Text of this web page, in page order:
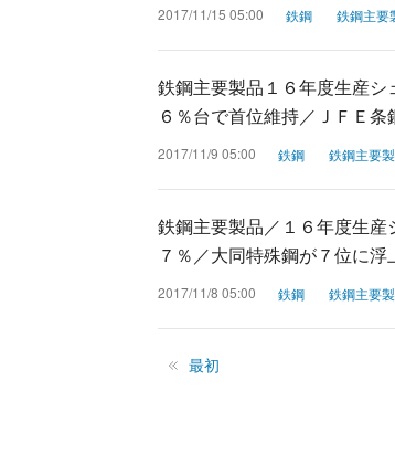
2017/11/15 05:00 鉄鋼 鉄鋼主要
鉄鋼主要製品１６年度生産
６％台で首位維持／ＪＦＥ
2017/11/9 05:00 鉄鋼 鉄鋼主要
鉄鋼主要製品／１６年度生
７％／大同特殊鋼が７位に浮
2017/11/8 05:00 鉄鋼 鉄鋼主要
最初